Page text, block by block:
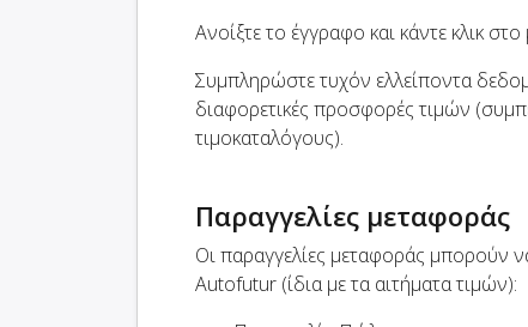
Ανοίξτε το έγγραφο και κάντε κλικ
Συμπληρώστε τυχόν ελλείποντα
διαφορετικές προσφορές τιμών
τιμοκαταλόγους).
Παραγγελίες μεταφοράς
Οι παραγγελίες μεταφοράς μπορούν
Autofutur (ίδια με τα αιτήματα τιμών):